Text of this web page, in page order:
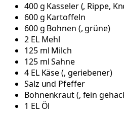
400g Kasseler(, Rippe,
600g Kartoffeln
600g Bohnen (, grüne)
2 EL Mehl
125 ml Milch
125 mlSahne
4 EL Käse(, geriebener)
Salz und Pfeffer
Bohnenkraut(, fein
1 EL Öl